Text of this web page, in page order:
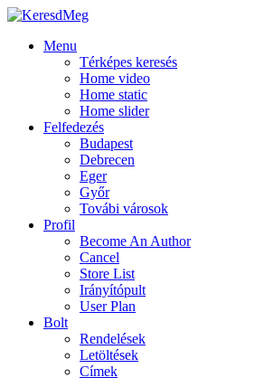
Menu
Térképes keresés
Home video
Home static
Home slider
Felfedezés
Budapest
Debrecen
Eger
Győr
Továbi városok
Profil
Become An Author
Cancel
Store List
Irányítópult
User Plan
Bolt
Rendelések
Letöltések
Címek